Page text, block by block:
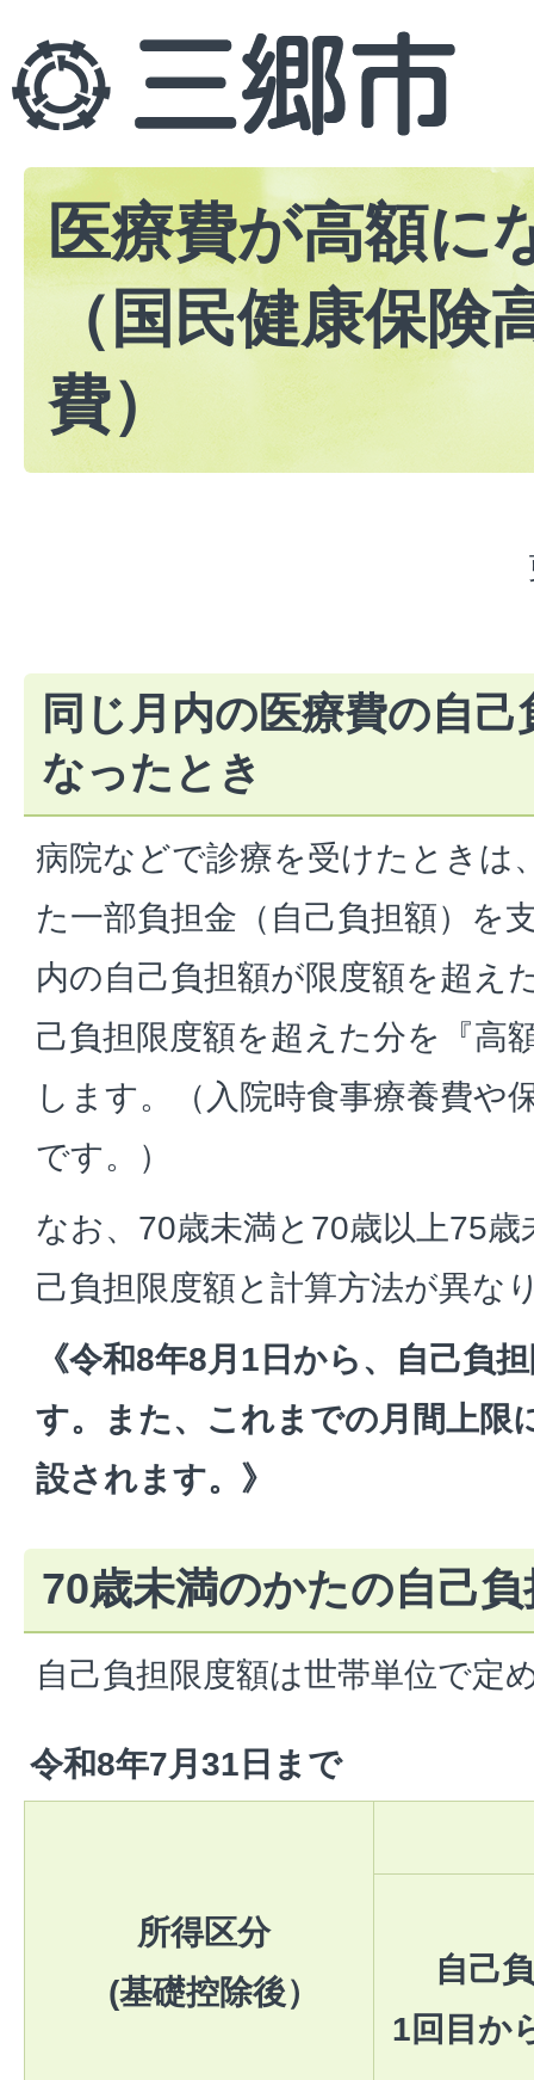
医療費が高額に
（国民健康保険
費）
同じ月内の医療費の自
なったとき
病院などで診療を受けたときは
た一部負担金（自己負担額）を
内の自己負担額が限度額を超え
己負担限度額を超えた分を『高
します。（入院時食事療養費や
です。）
なお、70歳未満と70歳以上75
己負担限度額と計算方法が異な
《令和8年8月1日から、自己負
す。また、これまでの月間上限
設されます。》
70歳未満のかたの自己
自己負担限度額は世帯単位で定
令和8年7月31日まで
所得区分
(基礎控除後）
自己
1回目か